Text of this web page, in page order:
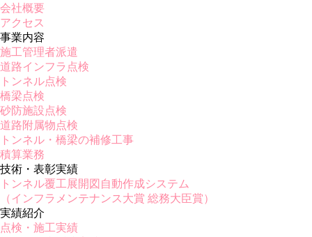
会社概要
アクセス
事業内容
施工管理者派遣
道路インフラ点検
トンネル点検
橋梁点検
砂防施設点検
道路附属物点検
トンネル・橋梁の補修工事
積算業務
技術・表彰実績
トンネル覆工展開図自動作成システム
（インフラメンテナンス大賞 総務大臣賞）
実績紹介
点検・施工実績